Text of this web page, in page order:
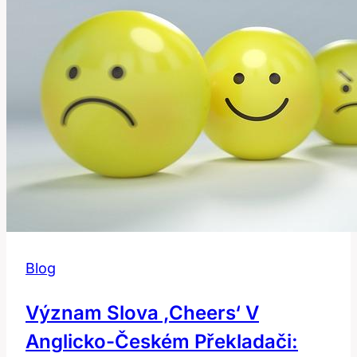
použití
v
češtině
Blog
Význam Slova ‚Cheers‘ V
Anglicko-Českém Překladači: